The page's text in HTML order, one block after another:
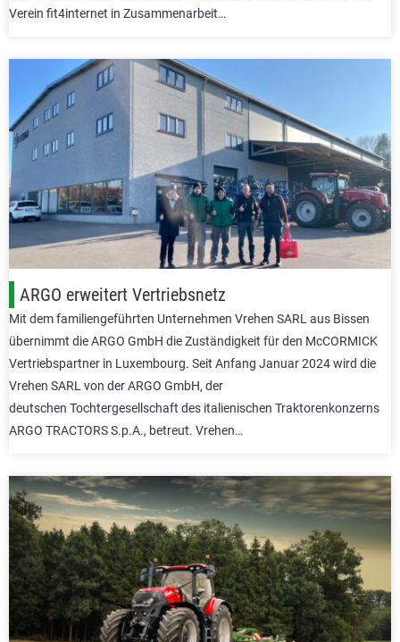
Verein fit4internet in Zusammenarbeit…
ARGO erweitert Vertriebsnetz
Mit dem familiengeführten Unternehmen Vrehen SARL aus Bissen
übernimmt die ARGO GmbH die Zuständigkeit für den McCORMICK
Vertriebspartner in Luxembourg. Seit Anfang Januar 2024 wird die
Vrehen SARL von der ARGO GmbH, der
deutschen Tochtergesellschaft des italienischen Traktorenkonzerns
ARGO TRACTORS S.p.A., betreut. Vrehen…